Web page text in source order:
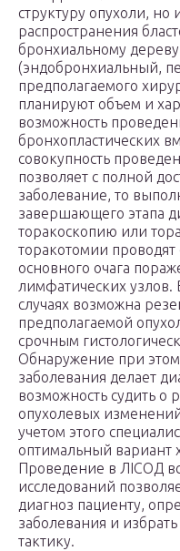
структуру опухоли, но
распространения
бронхиальному
(эндобронхиальный,
предполагаемого
планируют объем и
возможность
бронхопластических
совокупность
позволяет с полной
заболевание, то
завершающего этапа
торакоскопию или
торакотомии
основного очага
лимфатических узлов.
случаях возможна
предполагаемой
срочным
Обнаружение при этом
заболевания делает
возможность судить о
опухолевых
учетом этого
оптимальный вариант
Проведение в ЛIСОД
исследований
диагноз пациенту,
заболевания и
тактику.